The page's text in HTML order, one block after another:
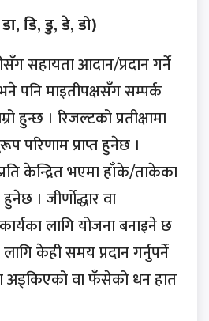
डि, डु, डे, डो)
सहायता आदान/प्रदान गर्ने
पनि माइतीपक्षसँग सम्पर्क
हुन्छ । रिजल्टको प्रतीक्षामा
प्राप्त हुनेछ ।
केन्द्रित भएमा हाँके/ताकेका
। जीर्णोद्धार वा
लागि योजना बनाइने छ
केही समय प्रदान गर्नुपर्ने
अड्किएको वा फँसेको धन हात